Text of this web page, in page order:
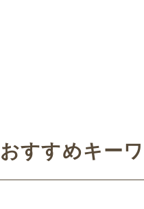
おすすめキー